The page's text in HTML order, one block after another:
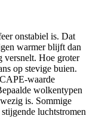
onstabiel is. Dat
warmer blijft dan
versnelt. Hoe groter
op stevige buien.
waarde
wolkentypen
is. Sommige
luchtstromen